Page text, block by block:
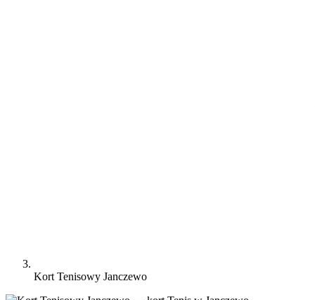
Kort Tenisowy Janczewo